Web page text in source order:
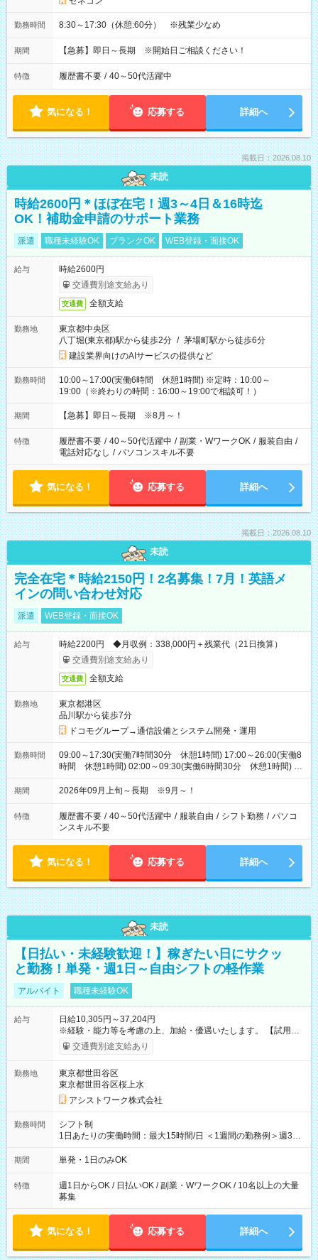
勤務時間 8:30～17:30（休憩:60分） ※残業少なめ
期間 【急募】即日～長期 ※開始日ご相談ください！
特徴 履歴書不要 / 40～50代活躍中
気になる！ 応募する 詳細へ
掲載日：2026.08.10
未読
時給2600円＊ほぼ在宅！週3～4日＆16時迄
OK！補助金申請のサポート業務
派遣 職種未経験OK ブランクOK WEB登録・面接OK
給与
時給2600円
交通費別途支給あり
交通費 全額支給
勤務地
東京都中央区
八丁堀(東京都)駅から徒歩2分 / 茅場町駅から徒歩6分
建設業界向けのAIサービスの提供など
勤務時間
10:00～17:00(実働6時間 休憩1時間) ※定時：10:00～
19:00（※終わりの時間：16:00～19:00で相談可！）
期間 【急募】即日～長期 ※8月～！
特徴 履歴書不要 / 40～50代活躍中 / 副業・WワークOK / 服装自由 /
電話対応なし / パソコンスキル不要
気になる！ 応募する 詳細へ
掲載日：2026.08.10
未読
完全在宅＊時給2150円！2名募集！7月！英語メ
インの問い合わせ対応
派遣 WEB登録・面接OK
給与
時給2200円 ◆月収例：338,000円＋残業代（21日換算）
交通費別途支給あり
交通費 全額支給
勤務地
東京都港区
品川駅から徒歩7分
ドコモグループ→通信設備とシステム開発・運用
勤務時間
09:00～17:30(実働7時間30分 休憩1時間) 17:00～26:00(実働8
時間 休憩1時間) 02:00～09:30(実働6時間30分 休憩1時間) ※
日勤は就業時間1/夜勤は就業時間2.3を連続で行って頂きます
期間 2026年09月上旬～長期 ※9月～！
特徴 履歴書不要 / 40～50代活躍中 / 服装自由 / シフト勤務 / パソコ
ンスキル不要
気になる！ 応募する 詳細へ
未読
【日払い・未経験歓迎！】稼ぎたい日にサクッ
と勤務！単発・週1日～自由シフトの軽作業
アルバイト 職種未経験OK
給与
日給10,305円～37,204円
※経験・能力等を考慮の上、加給・優遇いたします。 【試用期
間】試用期間なし
交通費別途支給あり
勤務地
東京都世田谷区
東京都世田谷区桜上水
アシストワーク株式会社
勤務時間
シフト制
1日あたりの実働時間：最大15時間/日 ＜1週間の勤務例＞週3回
勤務 勤務：月・水・金 休み：火・木・土・日 好きな時にお仕事
可能です！ ※1日あたりの最大実働時間は日勤、夜勤共に勤務し
期間 単発・1日のみOK
特徴
週1日からOK / 日払いOK / 副業・WワークOK / 10名以上の大量
募集
気になる！ 応募する 詳細へ